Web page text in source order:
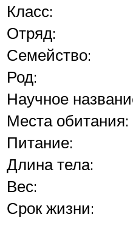
Класс:
Отряд:
Семейство:
Род:
Научное
Места обитания:
Питание:
Длина тела:
Вес:
Срок жизни: